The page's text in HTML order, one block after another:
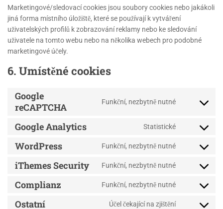
Marketingové/sledovací cookies jsou soubory cookies nebo jakákoli
jiná forma místního úložiště, které se používají k vytváření
uživatelských profilů k zobrazování reklamy nebo ke sledování
uživatele na tomto webu nebo na několika webech pro podobné
marketingové účely.
6. Umístěné cookies
Google
reCAPTCHA
Funkční, nezbytně nutné
Google Analytics Statistické
WordPress Funkční, nezbytně nutné
iThemes Security Funkční, nezbytně nutné
Complianz Funkční, nezbytně nutné
Ostatní Účel čekající na zjištění